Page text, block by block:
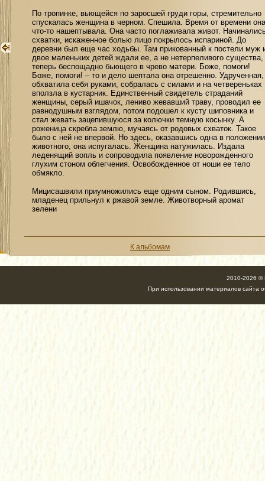
По тропинке, вьющейся по заросшей груди горы, стремительно
спускалась женщина в черном. Спешила. Время от времени она
что-то нашептывала. Она часто поглаживала живот.
схватки, искаженное болью лицо покрылось испариной. До
деревни был еще час ходьбы. Там прикованный к постели муж
двое маленьких детей ждали ее, а не нетерпеливого существа,
теперь беспощадно бьющего в чрево матери. Боже, помоги!
Боже, помоги! – то и дело шептала она отрешенно. Удрученная,
обхватила себя руками, собралась с силами и на четвереньках
вползла в кустарник. Единственный свидетель страданий
женщины, серый ишачок, лениво жевавший траву, проводил ее
равнодушным взглядом, потом подошел к кусту шиповника и
стал жевать зацепившуюся за колючки темную косынку. А
роженица скребла землю, мучаясь от родовых схваток. Такое
было с ней не впервой. Но здесь, оказавшись одна в положении
животного, она испугалась. Женщина натужилась. Издала
леденящий вопль и сопроводила появление новорожденного
глухим стоном облегчения. Освобожденное от ноши ее тело
обмякло.
Мицисашвили приумножились еще одним сыном. Родившись,
младенец прильнул к ржавой земле. Животворный аромат
зелени
К альбомам
2010-2026 ©
При использовании материалов сайта